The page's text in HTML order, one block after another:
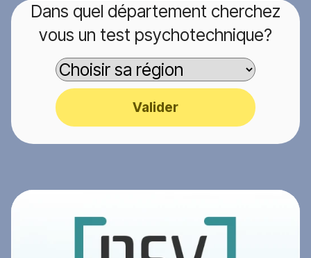
Dans quel département cherchez
vous un test psychotechnique?
Valider